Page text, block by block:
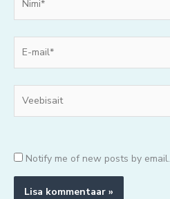
mail*
Notify me of new posts by email.